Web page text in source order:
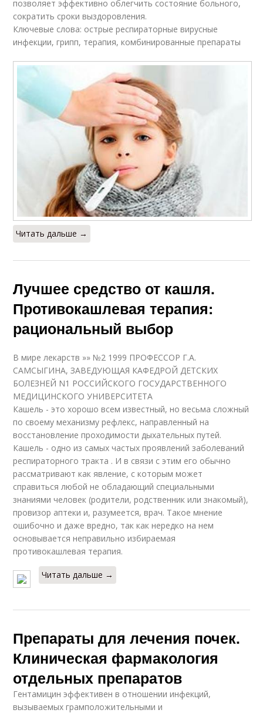
позволяет эффективно облегчить состояние больного,
сократить сроки выздоровления.
Ключевые слова: острые респираторные вирусные
инфекции, грипп, терапия, комбинированные препараты
Читать дальше →
Лучшее средство от кашля.
Противокашлевая терапия:
рациональный выбор
В мире лекарств »» №2 1999 ПРОФЕССОР Г.А.
САМСЫГИНА, ЗАВЕДУЮЩАЯ КАФЕДРОЙ ДЕТСКИХ
БОЛЕЗНЕЙ N1 РОССИЙСКОГО ГОСУДАРСТВЕННОГО
МЕДИЦИНСКОГО УНИВЕРСИТЕТА
Кашель - это хорошо всем известный, но весьма сложный
по своему механизму рефлекс, направленный на
восстановление проходимости дыхательных путей.
Кашель - одно из самых частых проявлений заболеваний
респираторного тракта . И в связи с этим его обычно
рассматривают как явление, с которым может
справиться любой не обладающий специальными
знаниями человек (родители, родственник или знакомый),
провизор аптеки и, разумеется, врач. Такое мнение
ошибочно и даже вредно, так как нередко на нем
основывается неправильно избираемая
противокашлевая терапия.
Читать дальше →
Препараты для лечения почек.
Клиническая фармакология
отдельных препаратов
Гентамицин эффективен в отношении инфекций,
вызываемых грамположительными и